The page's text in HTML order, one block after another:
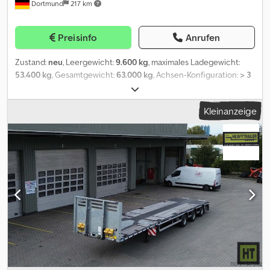
Dortmund 217 km
Preisinfo Anrufen
Zustand: neu, Leergewicht:9.600 kg, maximales Ladegewicht:
53.400 kg , Gesamtgewicht:63.000 kg , Achsen-Konfiguration: > 3
12.400 mm
Laderaumhöhe:1.340 mm, Federung:Luft, Reifengröße:385/65
, Ladefläche: Cjdpfx Agorq
Dlfefoha -Ladefläche mit ca. 30 mm starkem Hartholzboden -10
Paar Verzurrringe nach außen klappbar Sattelstützen: -JOST
Sattelstützen mit 2-Ganggetriebe für 24t Hublast Achsen und
Bereifung: -BPW-Achsen, techn. 10.000 kg, erste Achse starr, alle
anderen Achsen hydro-mechanisch zwangsgelenkt, auf
Drehschemel montiert -Luftgefedert mit Heb-und Senkventil -
Achswerkzeug -Bereifung 385/65 R22.5 Bremsanlage: -WABCO
Bremsanlage gemäß den EU-Vorschriften mit EBS-E (4S3M)
Stahlkonstruktion: -Stahlkonstruktion aus hochfesten
Feinkornstählen -Stahlqualitäten: -S355J2+N/S355MC -
S690QL/S700MC Elektroanlage: -Elektroanlage gemäß EU-
Vorschriften, Beleuchtung 24 Volt -ASPÖCK-UNIBOX an der
Kleinanzeige